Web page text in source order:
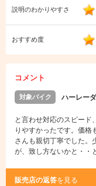
説明のわかりやすさ
おすすめ度
コメント
対象バイク ハーレー
と言わせ対応のスピード
りやすかったです。価格
さんも親切丁寧でした。
が、致し方ないかと・・
販売店の返答を見る